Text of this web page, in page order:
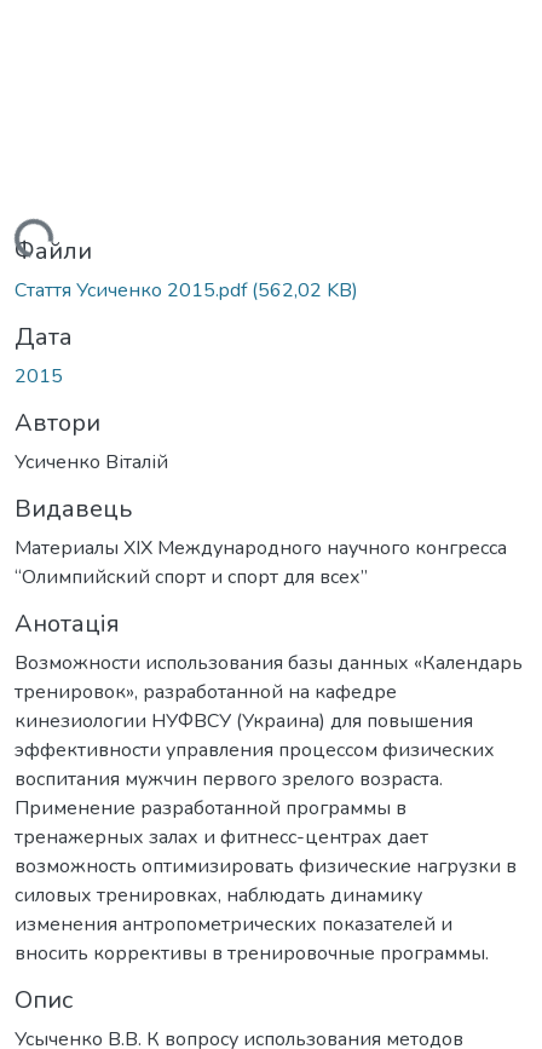
Файли
Стаття Усиченко 2015.pdf(562,02 KB)
Дата
2015
Автори
Усиченко Віталій
Видавець
Материалы XIX Международного научного конгресса
“Олимпийский спорт и спорт для всех”
Анотація
Возможности использования базы данных «Календарь
тренировок», разработанной на кафедре
кинезиологии НУФВСУ (Украина) для повышения
эффективности управления процессом физических
воспитания мужчин первого зрелого возраста.
Применение разработанной программы в
тренажерных залах и фитнесс-центрах дает
возможность оптимизировать физические нагрузки в
силовых тренировках, наблюдать динамику
изменения антропометрических показателей и
вносить коррективы в тренировочные программы.
Опис
Усыченко В.В. К вопросу использования методов